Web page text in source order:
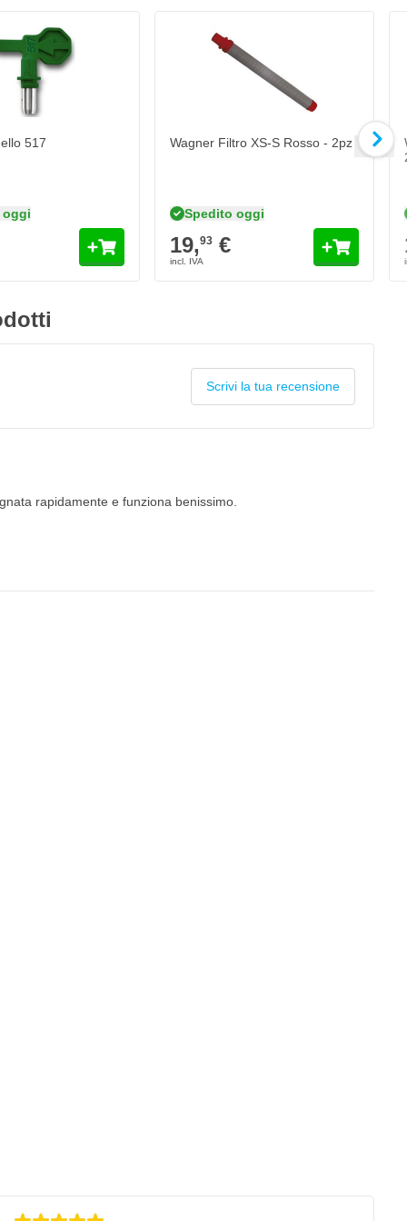
517
oggi
Wagner Filtro XS-S Rosso - 2pz
Spedito oggi
19,93 €
Scrivi la tua recensione
rapidamente e funziona benissimo.